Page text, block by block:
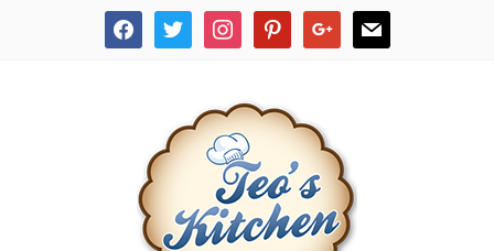
facebooktwitter instagrampinterestgoogle mail